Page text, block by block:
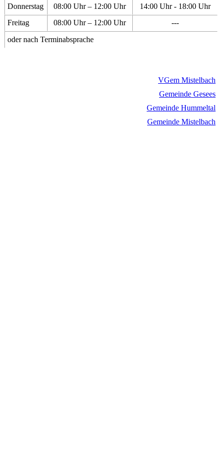
Donnerstag
08:00 Uhr – 12:00 Uhr
14:00 Uhr - 18:00 Uhr
Freitag
08:00 Uhr – 12:00 Uhr
---
oder nach Terminabsprache
VGem Mistelbach
Gemeinde Gesees
Gemeinde Hummeltal
Gemeinde Mistelbach